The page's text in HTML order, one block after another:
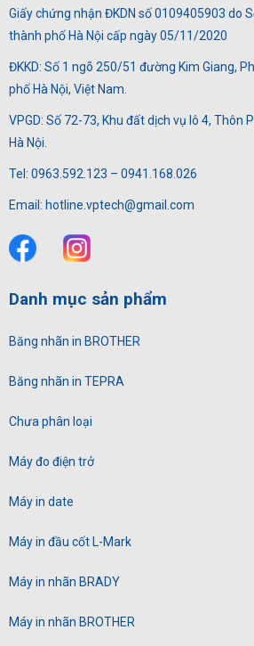
Giấy chứng nhận ĐKDN số 0109405903 do
thành phố Hà Nội cấp ngày 05/11/2020
ĐKKD: Số 1 ngõ 250/51 đường Kim Giang,
phố Hà Nội, Việt Nam.
VPGD: Số 72-73, Khu đất dịch vụ lô 4, Thôn
Hà Nội.
Tel: 0963.592.123 – 0941.168.026
Email: hotline.vptech@gmail.com
Danh mục sản phẩm
Băng nhãn in BROTHER
Băng nhãn in TEPRA
Chưa phân loại
Máy đo điện trở
Máy in date
Máy in đầu cốt L-Mark
Máy in nhãn BRADY
Máy in nhãn BROTHER